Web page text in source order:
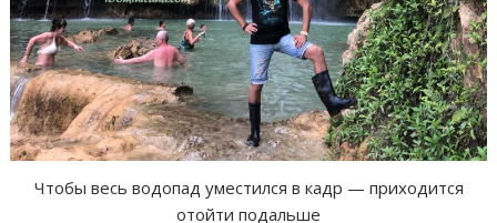
Чтобы весь водопад уместился в кадр — приходится
отойти подальше